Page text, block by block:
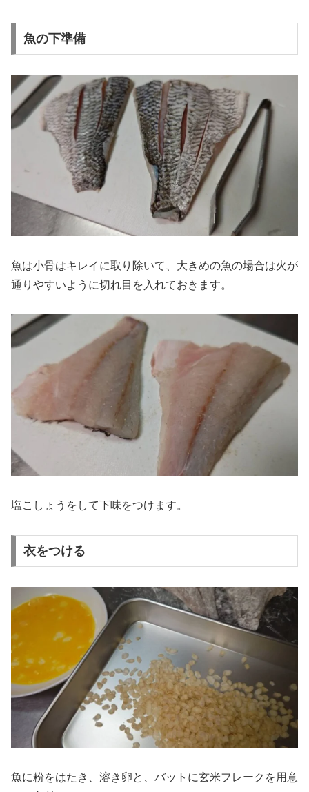
魚の下準備
魚は小骨はキレイに取り除いて、大きめの魚の場合は火が
通りやすいように切れ目を入れておきます。
塩こしょうをして下味をつけます。
衣をつける
魚に粉をはたき、溶き卵と、バットに玄米フレークを用意